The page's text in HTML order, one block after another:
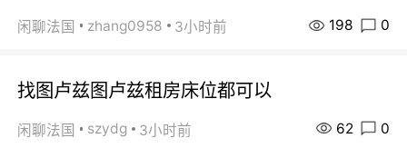
闲聊法国 zhang0958 3小时前 198 0
找图卢兹图卢兹租房床位都可以
闲聊法国 szydg 3小时前 62 0